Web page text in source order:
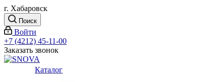
г. Хабаровск
Поиск
Войти
+7 (4212) 45-11-00
Заказать звонок
Каталог